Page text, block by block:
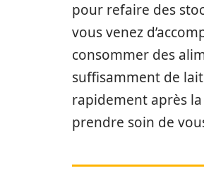
pour refaire des
vous venez
consommer des
suffisamment de
rapidement après la
prendre soin de